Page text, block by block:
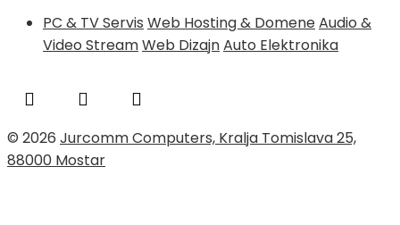
PC & TV Servis Web Hosting & DomeneAudio &
Video StreamWeb DizajnAuto Elektronika
© 2026 Jurcomm Computers, Kralja Tomislava 25,
88000 Mostar